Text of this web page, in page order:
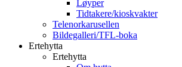
Løyper
Tidtakere/kioskvakter
Telenorkarusellen
Bildegalleri/TFL-boka
Ertehytta
Ertehytta